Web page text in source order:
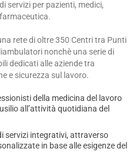
servizi per pazienti, medici,
rete di oltre 350 Centri tra Punti
nonchè una serie di
dedicati alle aziende tra
e sicurezza sul lavoro.
della medicina del lavoro
all’attività quotidiana del
servizi integrativi, attraverso
in base alle esigenze del